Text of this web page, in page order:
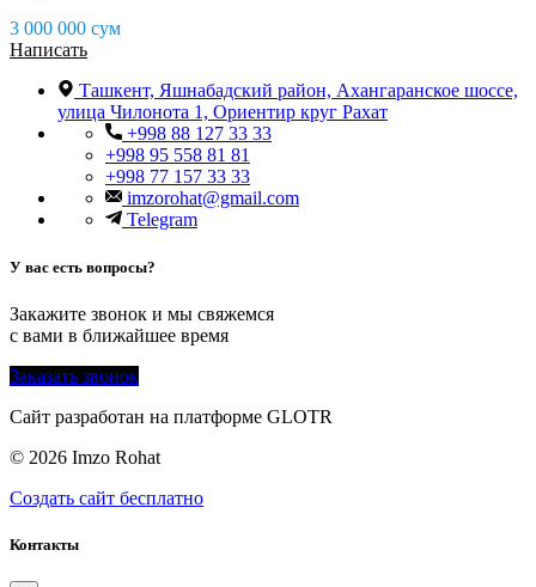
3 000 000 сум
Написать
Ташкент, Яшнабадский район, Ахангаранское шоссе,
улица Чилонота 1, Ориентир круг Рахат
+998 88 127 33 33
+998 95 558 81 81
+998 77 157 33 33
imzorohat@gmail.com
Telegram
У вас есть вопросы?
Закажите звонок и мы свяжемся
с вами в ближайшее время
Заказать звонок
Сайт разработан на платформе GLOTR
© 2026 Imzo Rohat
Создать cайт бесплатно
Контакты